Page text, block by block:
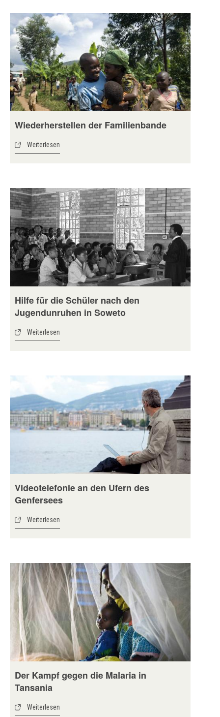
Wiederherstellen der Familienbande
Weiterlesen
Hilfe für die Schüler nach den
Jugendunruhen in Soweto
Weiterlesen
Videotelefonie an den Ufern des
Genfersees
Weiterlesen
Der Kampf gegen die Malaria in
Tansania
Weiterlesen